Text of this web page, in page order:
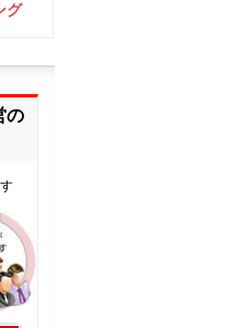
グ
の